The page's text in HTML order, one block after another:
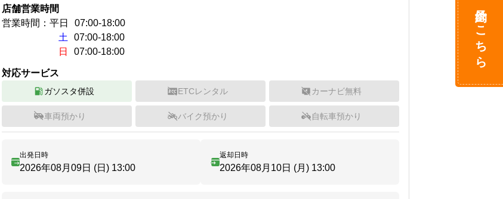
店舗営業時間
営業時間： 平日 07:00-18:00
土
07:00-18:00
日
07:00-18:00
対応サービス
ガソスタ併設 ETCレンタル カーナビ無料
車両預かり バイク預かり 自転車預かり
出発日時
2026年08月09日 (日) 13:00
返却日時
2026年08月10日 (月) 13:00
予約はこちら